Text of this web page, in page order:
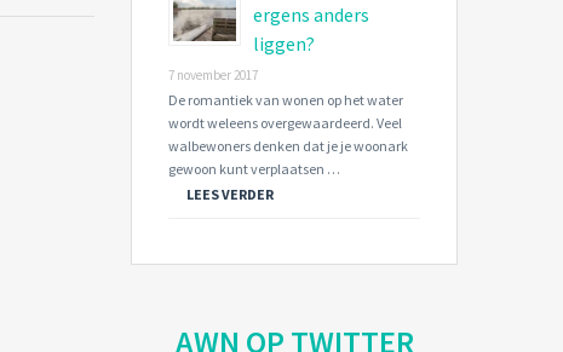
ergens anders
liggen?
7 november 2017
De romantiek van wonen op het water
wordt weleens overgewaardeerd. Veel
walbewoners denken dat je je woonark
gewoon kunt verplaatsen …
LEES VERDER
AWN OP TWITTER